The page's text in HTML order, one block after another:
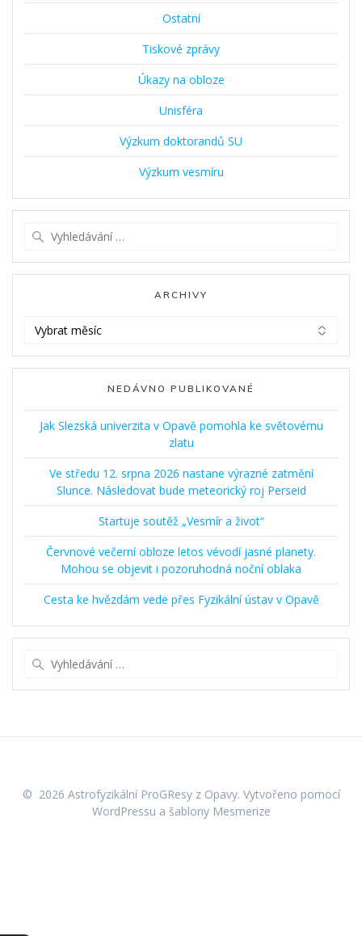
Ostatní
Tiskové zprávy
Úkazy na obloze
Unisféra
Výzkum doktorandů SU
Výzkum vesmíru
ARCHIVY
NEDÁVNO PUBLIKOVANÉ
Jak Slezská univerzita v Opavě pomohla ke světovému
zlatu
Ve středu 12. srpna 2026 nastane výrazné zatmění
Slunce. Následovat bude meteorický roj Perseid
Startuje soutěž „Vesmír a život“
Červnové večerní obloze letos vévodí jasné planety.
Mohou se objevit i pozoruhodná noční oblaka
Cesta ke hvězdám vede přes Fyzikální ústav v Opavě
© 2026 Astrofyzikální ProGResy z Opavy. Vytvořeno pomocí
WordPressu a šablony Mesmerize